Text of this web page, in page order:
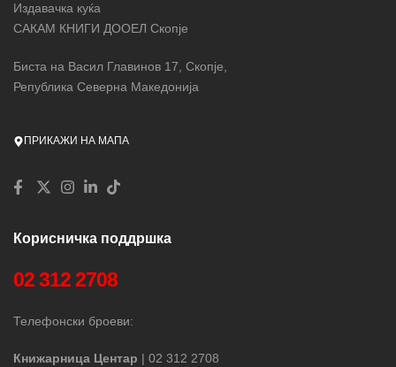
Издавачка куќа
САКАМ КНИГИ ДООЕЛ Скопје
Биста на Васил Главинов 17, Скопје,
Република Северна Македонија
ПРИКАЖИ НА МАПА
Корисничка поддршка
02 312 2708
Телефонски броеви:
Книжарница Центар | 02 312 2708